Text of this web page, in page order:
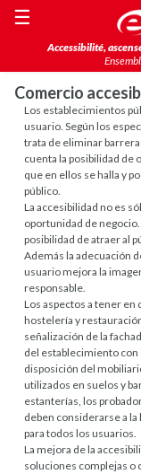
Accessibilité,
☰
Comercio
Los establecimientos
usuario. Según los
trata de eliminar
cuenta la posibilidad
que en ellos se halla y
público.
La accesibilidad no es
oportunidad de
posibilidad de atraer al
Además la adecuación
usuario mejora la
responsable.
Los aspectos a tener
hostelería y
señalización de la
del establecimiento con
disposición del
utilizados en suelos y
estanterías, los
deben considerarse a
para todos los usuarios.
La mejora de la
soluciones complejas o